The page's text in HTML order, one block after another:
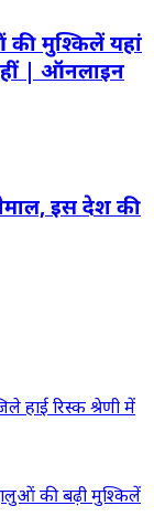
मुश्किलें यहां
| ऑनलाइन
इस देश की
हाई रिस्क श्रेणी में
की बढ़ी मुश्किलें